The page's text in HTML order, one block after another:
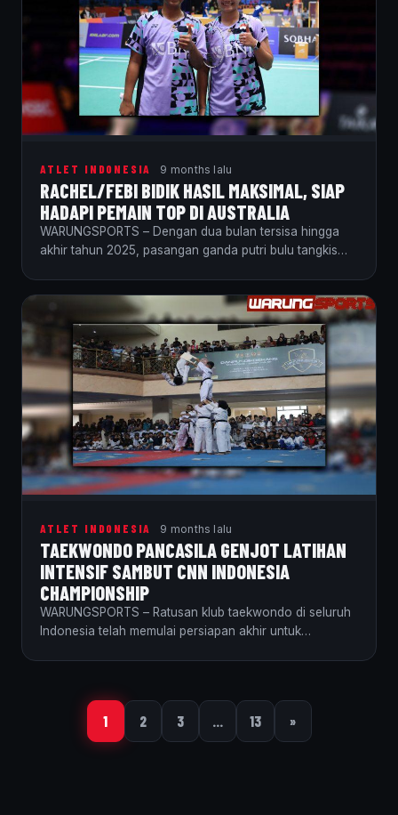
ATLET INDONESIA 9 months lalu
RACHEL/FEBI BIDIK HASIL MAKSIMAL, SIAP
HADAPI PEMAIN TOP DI AUSTRALIA
WARUNGSPORTS – Dengan dua bulan tersisa hingga
akhir tahun 2025, pasangan ganda putri bulu tangkis
ATLET INDONESIA 9 months lalu
TAEKWONDO PANCASILA GENJOT LATIHAN
INTENSIF SAMBUT CNN INDONESIA
CHAMPIONSHIP
WARUNGSPORTS – Ratusan klub taekwondo di seluruh
Indonesia telah memulai persiapan akhir untuk
1 2 3 … 13 »